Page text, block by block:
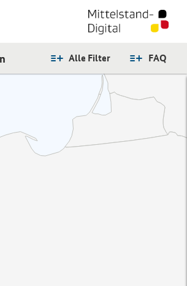
FAQ
Alle Filter